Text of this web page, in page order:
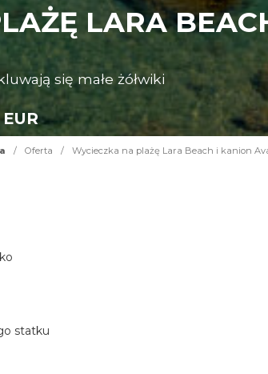
LARA
się małe żółwiki
/ Oferta / Wycieczka na plażę Lara Beach i kanion
statku